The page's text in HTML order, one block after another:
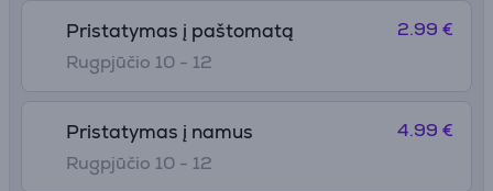
Pristatymas į paštomatą
Rugpjūčio 10 - 12
2.99 €
Pristatymas į namus
Rugpjūčio 10 - 12
4.99 €